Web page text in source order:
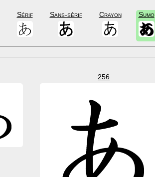
Sérif Sans-sérif Crayon Sumo
256